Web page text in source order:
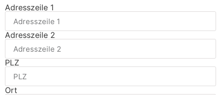
Adresszeile 1
Adresszeile 2
PLZ
Ort